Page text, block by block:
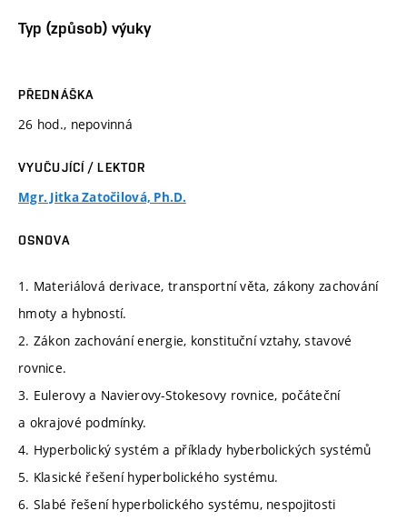
Typ (způsob) výuky
PŘEDNÁŠKA
26 hod., nepovinná
VYUČUJÍCÍ / LEKTOR
Mgr. Jitka Zatočilová, Ph.D.
OSNOVA
1. Materiálová derivace, transportní věta, zákony zachování
hmoty a hybností.
2. Zákon zachování energie, konstituční vztahy, stavové
rovnice.
3. Eulerovy a Navierovy-Stokesovy rovnice, počáteční
a okrajové podmínky.
4. Hyperbolický systém a příklady hyberbolických systémů
5. Klasické řešení hyperbolického systému.
6. Slabé řešení hyperbolického systému, nespojitosti